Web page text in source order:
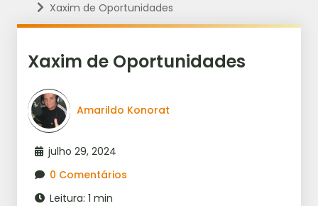
Xaxim de Oportunidades
Xaxim de Oportunidades
Amarildo Konorat
julho 29, 2024
0 Comentários
Leitura: 1 min